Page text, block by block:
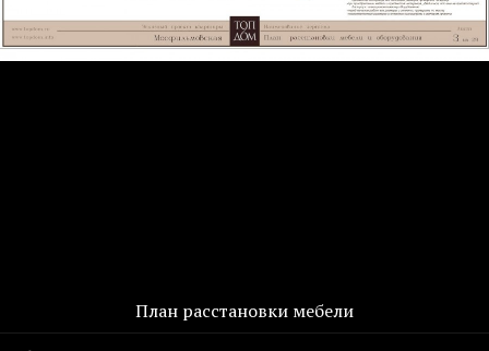
План расстановки мебели